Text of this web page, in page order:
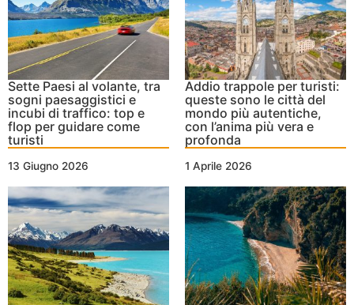
Sette Paesi al volante, tra
sogni paesaggistici e
incubi di traffico: top e
flop per guidare come
turisti
13 Giugno 2026
Addio trappole per turisti:
queste sono le città del
mondo più autentiche,
con l’anima più vera e
profonda
1 Aprile 2026